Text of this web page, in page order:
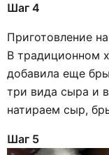
Шаг 4
Приготовление
В традиционном
добавила еще
три вида сыра и
натираем сыр,
Шаг 5